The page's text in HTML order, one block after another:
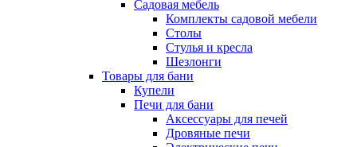
Садовая мебель
Комплекты садовой мебели
Столы
Стулья и кресла
Шезлонги
Товары для бани
Купели
Печи для бани
Аксессуары для печей
Дровяные печи